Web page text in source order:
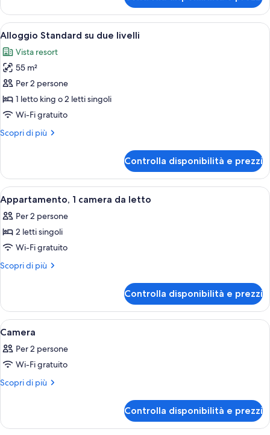
livelli
Superior
su
due
Apri
tutte
le
foto
per
Alloggio
Standard
due
Camera d'albergo con un letto
9
Alloggio Standard su due livelli
Vista resort
55 m²
Per 2 persone
1 letto king o 2 letti singoli
Wi-Fi gratuito
Scopri di più
Altri
Standard
su
due
livelli
Controlla disponibilità e prezzi
Apri
tutte
le
foto
per
Appartamento,
da
letto
Un soggiorno moderno con un
8
Appartamento, 1 camera da letto
Per 2 persone
2 letti singoli
Wi-Fi gratuito
Scopri di più
Altri
1
camera
da
Controlla disponibilità e prezzi
Apri
tutte
le
foto
per
Una camera d'albergo con un letto,
9
Camera
Per 2 persone
Wi-Fi gratuito
Scopri di più
Altri
Controlla disponibilità e prezzi